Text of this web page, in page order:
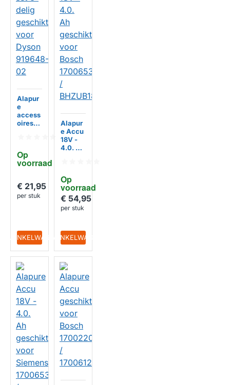
HUISMERK
Op
voorraad
Alapur
e
access
oires
kt voor
Dyson
€ 21,95
per stuk
IN WINKELWAGEN
HUISMERK
Op
voorraad
Alapur
e Accu
18V -
4.0. Ah
170065
37 /
BHZUB
1840
€ 54,95
per stuk
IN WINKELWAGEN